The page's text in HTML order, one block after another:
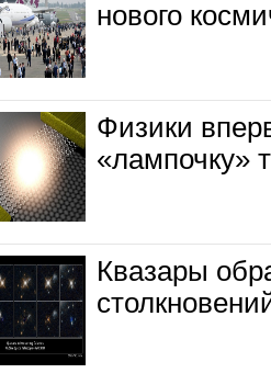
нового
Физики
«лампочку»
Квазары